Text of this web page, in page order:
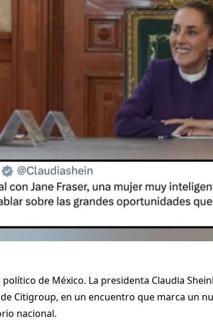
de México. La presidenta Claudia
Citigroup, en un encuentro que marca un
nacional.